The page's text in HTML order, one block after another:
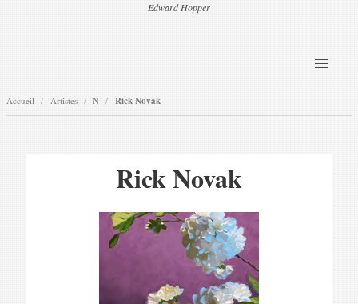
Edward Hopper
Accueil Artistes N Rick Novak
Rick Novak